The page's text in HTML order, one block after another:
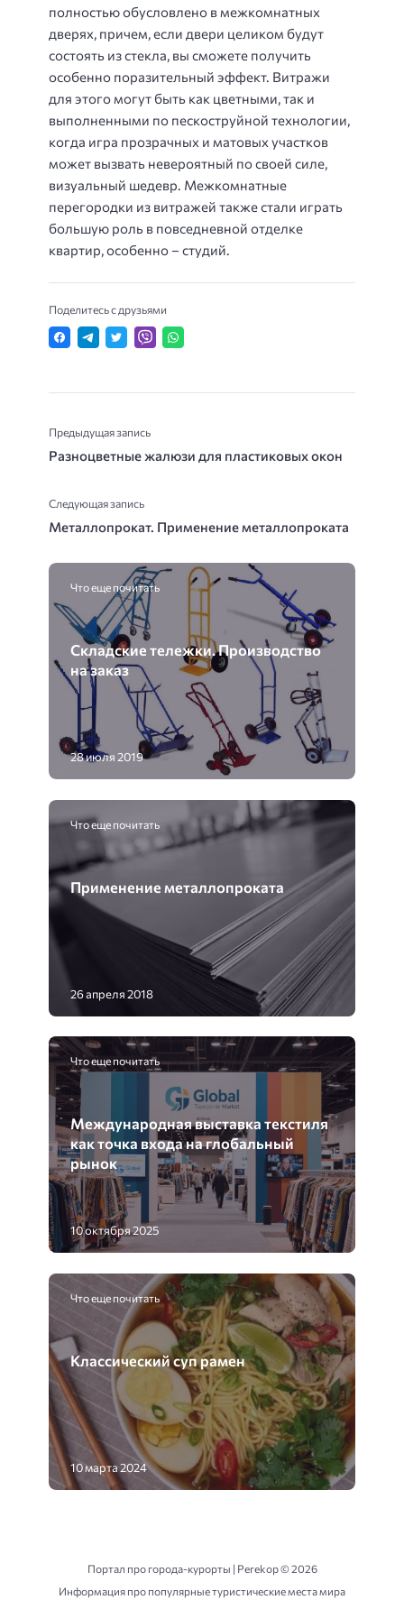
полностью обусловлено в межкомнатных
дверях, причем, если двери целиком будут
состоять из стекла, вы сможете получить
особенно поразительный эффект. Витражи
для этого могут быть как цветными, так и
выполненными по пескоструйной технологии,
когда игра прозрачных и матовых участков
может вызвать невероятный по своей силе,
визуальный шедевр. Межкомнатные
перегородки из витражей также стали играть
большую роль в повседневной отделке
квартир, особенно – студий.
Поделитесь с друзьями
Предыдущая запись
Разноцветные жалюзи для пластиковых окон
Следующая запись
Металлопрокат. Применение металлопроката
Что еще почитать
Складские тележки. Производство
на заказ
28 июля 2019
Что еще почитать
Применение металлопроката
26 апреля 2018
Что еще почитать
Международная выставка текстиля
как точка входа на глобальный
рынок
10 октября 2025
Что еще почитать
Классический суп рамен
10 марта 2024
Портал про города-курорты | Perekop ©2026
Информация про популярные туристические места мира